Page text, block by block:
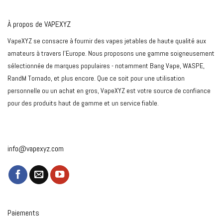
À propos de VAPEXYZ
VapeXYZ se consacre à fournir des vapes jetables de haute qualité aux
amateurs à travers l'Europe. Nous proposons une gamme soigneusement
sélectionnée de marques populaires - notamment Bang Vape, WASPE,
RandM Tornado, et plus encore. Que ce soit pour une utilisation
personnelle ou un achat en gros, VapeXYZ est votre source de confiance
pour des produits haut de gamme et un service fiable.
info@vapexyz.com
Paiements